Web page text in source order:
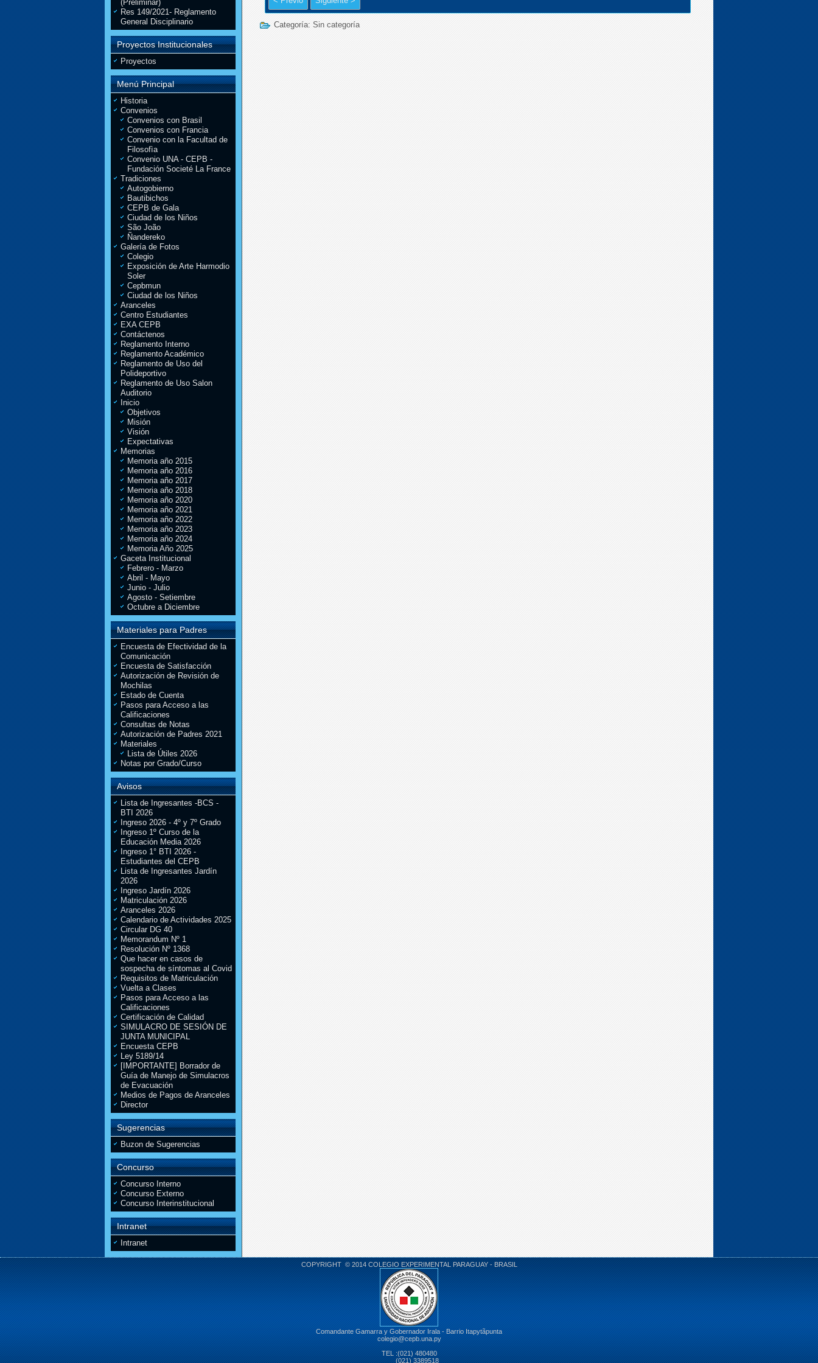
(Preliminar)
Res 149/2021- Reglamento
General Disciplinario
Proyectos Institucionales
Proyectos
Menú Principal
Historia
Convenios
Convenios con Brasil
Convenios con Francia
Convenio con la Facultad de
Filosofìa
Convenio UNA - CEPB -
Fundación Societé La France
Tradiciones
Autogobierno
Bautibichos
CEPB de Gala
Ciudad de los Niños
São João
Ñandereko
Galería de Fotos
Colegio
Exposición de Arte Harmodio
Soler
Cepbmun
Ciudad de los Niños
Aranceles
Centro Estudiantes
EXA CEPB
Contáctenos
Reglamento Interno
Reglamento Académico
Reglamento de Uso del
Polideportivo
Reglamento de Uso Salon
Auditorio
Inicio
Objetivos
Misión
Visión
Expectativas
Memorias
Memoria año 2015
Memoria año 2016
Memoria año 2017
Memoria año 2018
Memoria año 2020
Memoria año 2021
Memoria año 2022
Memoria año 2023
Memoria año 2024
Memoria Año 2025
Gaceta Institucional
Febrero - Marzo
Abril - Mayo
Junio - Julio
Agosto - Setiembre
Octubre a Diciembre
Materiales para Padres
Encuesta de Efectividad de la
Comunicación
Encuesta de Satisfacción
Autorización de Revisión de
Mochilas
Estado de Cuenta
Pasos para Acceso a las
Calificaciones
Consultas de Notas
Autorización de Padres 2021
Materiales
Lista de Útiles 2026
Notas por Grado/Curso
Avisos
Lista de Ingresantes -BCS -
BTI 2026
Ingreso 2026 - 4º y 7º Grado
Ingreso 1º Curso de la
Educación Media 2026
Ingreso 1° BTI 2026 -
Estudiantes del CEPB
Lista de Ingresantes Jardín
2026
Ingreso Jardín 2026
Matriculación 2026
Aranceles 2026
Calendario de Actividades 2025
Circular DG 40
Memorandum Nº 1
Resolución Nº 1368
Que hacer en casos de
sospecha de síntomas al Covid
Requisitos de Matriculación
Vuelta a Clases
Pasos para Acceso a las
Calificaciones
Certificación de Calidad
SIMULACRO DE SESIÓN DE
JUNTA MUNICIPAL
Encuesta CEPB
Ley 5189/14
[IMPORTANTE] Borrador de
Guía de Manejo de Simulacros
de Evacuación
Medios de Pagos de Aranceles
Director
Sugerencias
Buzon de Sugerencias
Concurso
Concurso Interno
Concurso Externo
Concurso Interinstitucional
Intranet
Intranet
Categoría: Sin categoría
COPYRIGHT © 2014 COLEGIO EXPERIMENTAL PARAGUAY - BRASIL
Comandante Gamarra y Gobernador Irala - Barrio Itapytãpunta
colegio@cepb.una.py
TEL :(021) 480480
(021) 3389518